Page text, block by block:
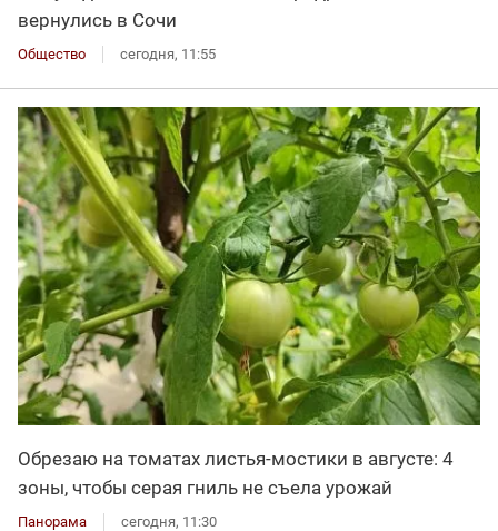
вернулись в Сочи
Общество сегодня, 11:55
Обрезаю на томатах листья-мостики в августе: 4
зоны, чтобы серая гниль не съела урожай
Панорама сегодня, 11:30